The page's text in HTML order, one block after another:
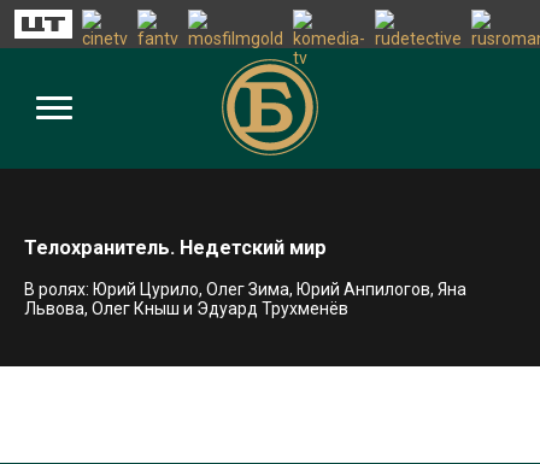
Телохранитель. Недетский мир
В ролях: Юрий Цурило, Олег Зима, Юрий Анпилогов, Яна
Львова, Олег Кныш и Эдуард Трухменёв